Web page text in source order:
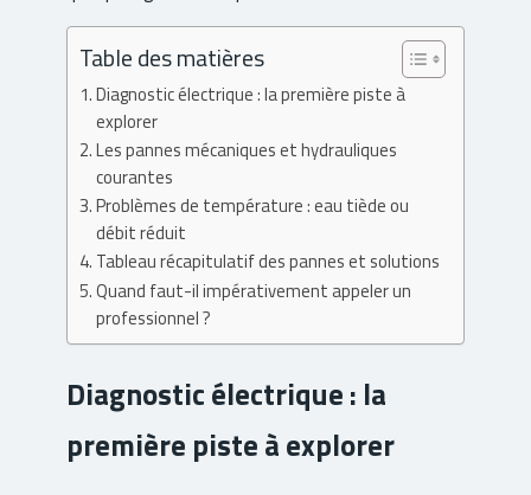
Table des matières
Diagnostic électrique : la première piste à
explorer
Les pannes mécaniques et hydrauliques
courantes
Problèmes de température : eau tiède ou
débit réduit
Tableau récapitulatif des pannes et solutions
Quand faut-il impérativement appeler un
professionnel ?
Diagnostic électrique : la
première piste à explorer